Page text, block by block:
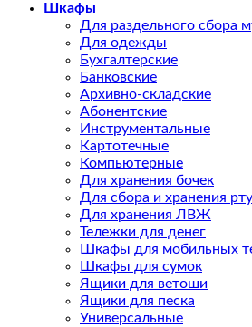
Шкафы
Для раздельного сбора
Для одежды
Бухгалтерские
Банковские
Архивно-складские
Абонентские
Инструментальные
Картотечные
Компьютерные
Для хранения бочек
Для сбора и хранения
Для хранения ЛВЖ
Тележки для денег
Шкафы для мобильных
Шкафы для сумок
Ящики для ветоши
Ящики для песка
Универсальные